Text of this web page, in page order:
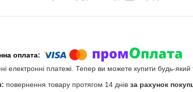
електронні платежі. Тепер ви можете купити будь-
повернення товару протягом 14 днів за рахунок